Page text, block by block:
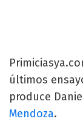
últimos
produce
Mendoza.